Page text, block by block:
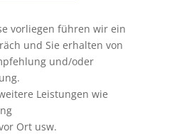
vorliegen führen wir ein
und Sie erhalten von
und/oder
Leistungen wie
Ort usw.